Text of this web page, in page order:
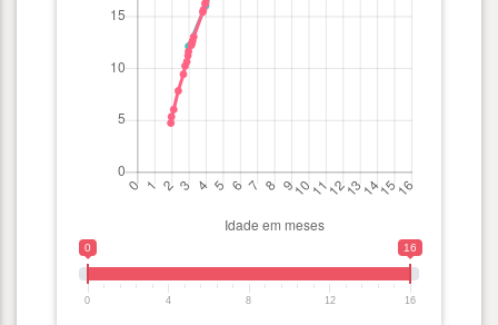
0 16
0 4 8 12 16